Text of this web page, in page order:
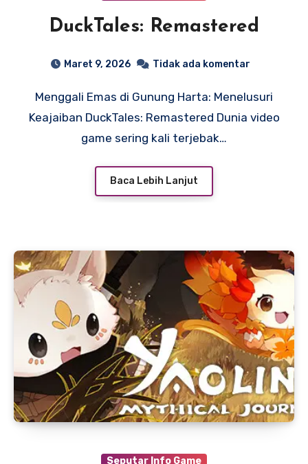
DuckTales: Remastered
Maret 9, 2026 Tidak ada komentar
Menggali Emas di Gunung Harta: Menelusuri
Keajaiban DuckTales: Remastered Dunia video
game sering kali terjebak…
Baca Lebih Lanjut
Seputar Info Game